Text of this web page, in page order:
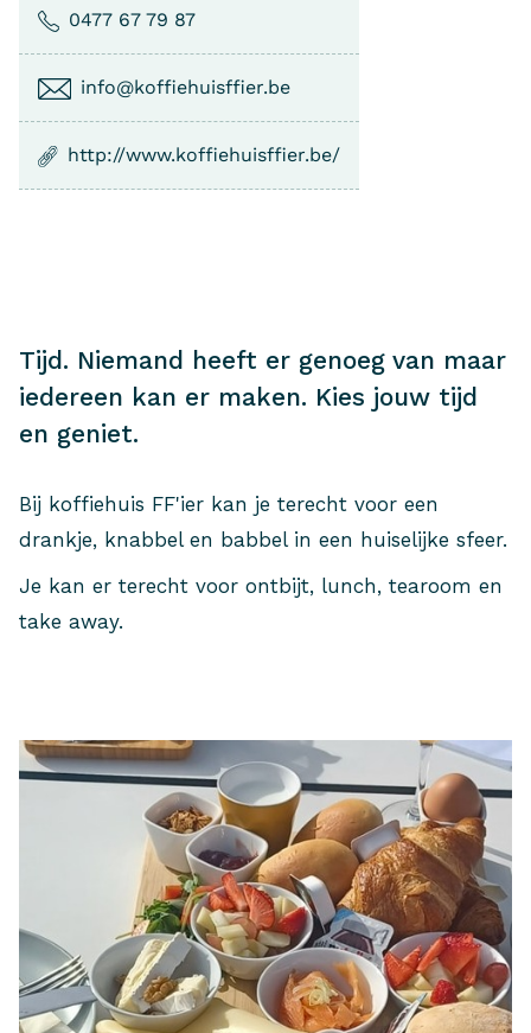
0477 67 79 87
info@koffiehuisffier.be
http://www.koffiehuisffier.be/
Tijd. Niemand heeft er genoeg van maar
iedereen kan er maken. Kies jouw tijd
en geniet.
Bij koffiehuis FF'ier kan je terecht voor een
drankje, knabbel en babbel in een huiselijke sfeer.
Je kan er terecht voor ontbijt, lunch, tearoom en
take away.